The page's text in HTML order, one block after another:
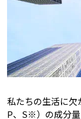
私たちの生活に欠
P、S※）の成分量